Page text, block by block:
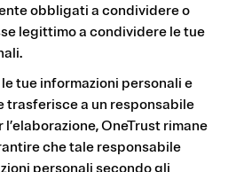
obbligati a condividere o
legittimo a condividere le tue
tue informazioni personali e
trasferisce a un responsabile
OneTrust rimane
che tale responsabile
personali secondo gli